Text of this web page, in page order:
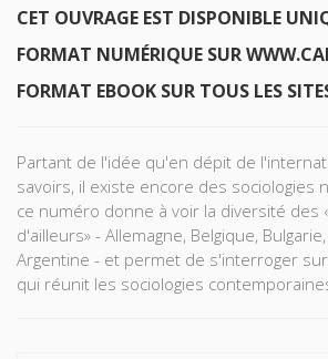
CET OUVRAGE EST DISPONIBLE
FORMAT NUMÉRIQUE SUR
FORMAT EBOOK SUR TOUS LES
Partant de l'idée qu'en dépit de
savoirs, il existe encore des sociologies
ce numéro donne à voir la diversité des
d'ailleurs» - Allemagne, Belgique,
Argentine - et permet de s'interroger
qui réunit les sociologies